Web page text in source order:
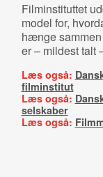
Filminstituttet
model for,
hænge
er – mildest talt
Læs også:
filminstitut
Læs også:
selskaber
Læs også: